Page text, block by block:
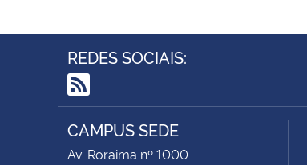
REDES SOCIAIS:
RSS
CAMPUS SEDE
Av. Roraima nº 1000